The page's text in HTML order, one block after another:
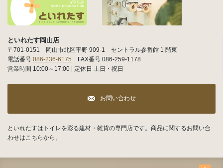
といれたす岡山店
〒701-0151 岡山市北区平野 909-1 セントラル参番館 1 階東
電話番号 086-236-6175 FAX番号 086-259-1178
営業時間 10:00～17:00 | 定休日 土日・祝日
お問い合わせ
といれたすはトイレを彩る建材・雑貨の専門店です。商品に関するお問い合
わせはこちらから。